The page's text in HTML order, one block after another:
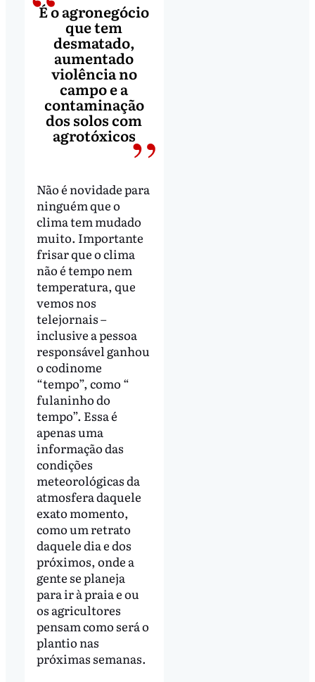
É o agronegócio
que tem
desmatado,
aumentado
violência no
campo e a
contaminação
dos solos com
agrotóxicos
Não é novidade para
ninguém que o
clima tem mudado
muito. Importante
frisar que o clima
não é tempo nem
temperatura, que
vemos nos
telejornais –
inclusive a pessoa
responsável ganhou
o codinome
“tempo”, como “
fulaninho do
tempo”. Essa é
apenas uma
informação das
condições
meteorológicas da
atmosfera daquele
exato momento,
como um retrato
daquele dia e dos
próximos, onde a
gente se planeja
para ir à praia e ou
os agricultores
pensam como será o
plantio nas
próximas semanas.